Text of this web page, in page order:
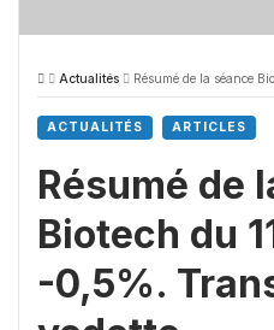
Actualités Résumé de la séance
ACTUALITÉS ARTICLES
Résumé de
Biotech du
-0,5%.